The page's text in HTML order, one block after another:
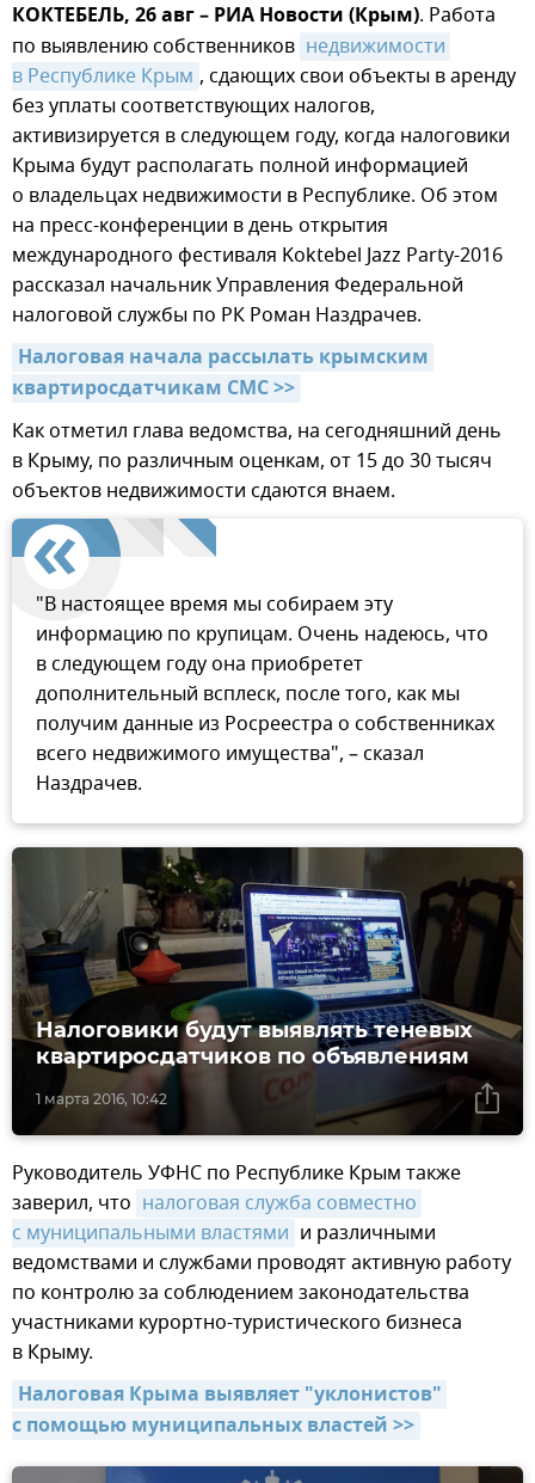
КОКТЕБЕЛЬ, 26 авг – РИА Новости (Крым). Работа
по выявлению собственников недвижимости
в Республике Крым , сдающих свои объекты в аренду
без уплаты соответствующих налогов,
активизируется в следующем году, когда налоговики
Крыма будут располагать полной информацией
о владельцах недвижимости в Республике. Об этом
на пресс-конференции в день открытия
международного фестиваля Koktebel Jazz Party-2016
рассказал начальник Управления Федеральной
налоговой службы по РК Роман Наздрачев.
Налоговая начала рассылать крымским
квартиросдатчикам СМС >>
Как отметил глава ведомства, на сегодняшний день
в Крыму, по различным оценкам, от 15 до 30 тысяч
объектов недвижимости сдаются внаем.
"В настоящее время мы собираем эту
информацию по крупицам. Очень надеюсь, что
в следующем году она приобретет
дополнительный всплеск, после того, как мы
получим данные из Росреестра о собственниках
всего недвижимого имущества", – сказал
Наздрачев.
1 марта 2016, 10:42
Налоговики будут выявлять теневых
квартиросдатчиков по объявлениям
Руководитель УФНС по Республике Крым также
заверил, что налоговая служба совместно
с муниципальными властями и различными
ведомствами и службами проводят активную работу
по контролю за соблюдением законодательства
участниками курортно-туристического бизнеса
в Крыму.
Налоговая Крыма выявляет "уклонистов"
с помощью муниципальных властей >>